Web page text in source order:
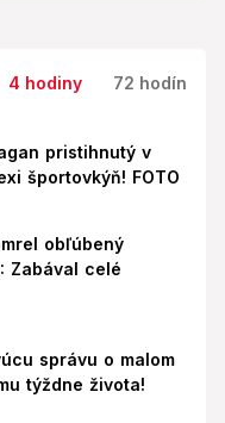
4 hodiny 72 hodín
pristihnutý v
športovkýň! FOTO
obľúbený
Zabával celé
správu o malom
týždne života!